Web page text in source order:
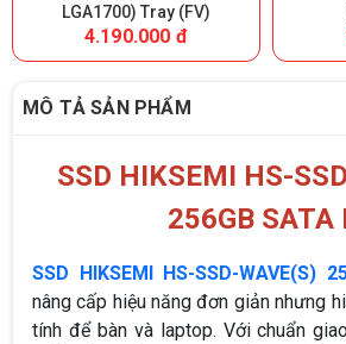
LGA1700) Tray (FV)
4.190.000 đ
MÔ TẢ SẢN PHẨM
SSD HIKSEMI HS-
256GB SATA
SSD HIKSEMI HS-SSD-WAVE(S)
nâng cấp hiệu năng đơn giản nhưng
tính để bàn và laptop. Với chuẩn